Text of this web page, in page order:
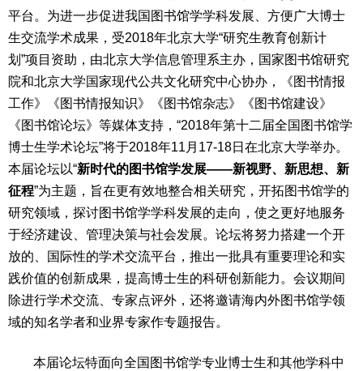
平台。为进一步促进我国图书馆学学科发展、方便广大博士
生交流学术成果，受2018年北京大学“研究生教育创新计
划”项目资助，由北京大学信息管理系主办，国家图书馆研究
院和北京大学国家现代公共文化研究中心协办，《图书情报
工作》《图书情报知识》《图书馆杂志》《图书馆建设》
《图书馆论坛》等媒体支持，“2018年第十二届全国图书馆学
博士生学术论坛”将于2018年11月17-18日在北京大学举办。
本届论坛以“新时代的图书馆学发展——新视野、新思想、新
征程”为主题，旨在更有效地整合相关研究，开拓图书馆学的
研究领域，探讨图书馆学学科发展的走向，使之更好地服务
于经济建设、管理决策与社会发展。论坛将努力搭建一个开
放的、国际性的学术交流平台，推出一批具有重要理论和实
践价值的创新成果，提高博士生的科研创新能力。会议期间
除进行学术交流、专家点评外，还将邀请海内外图书馆学领
域的知名学者和业界专家作专题报告。
本届论坛特面向全国图书馆学专业博士生和其他学科中